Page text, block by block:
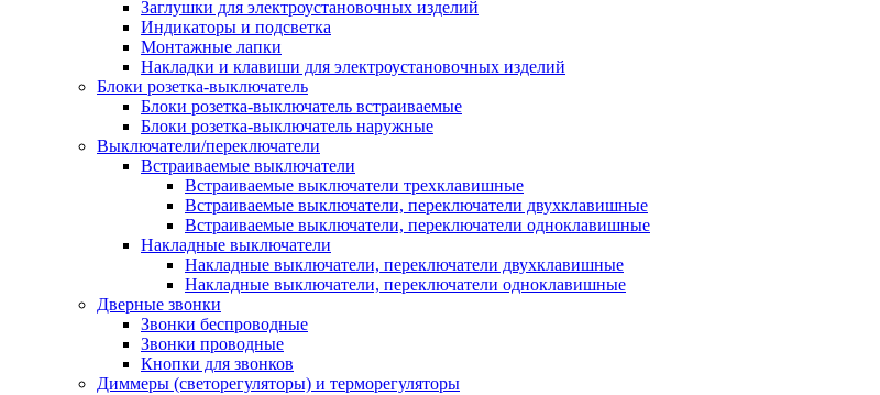
Заглушки для электроустановочных изделий
Индикаторы и подсветка
Монтажные лапки
Накладки и клавиши для электроустановочных изделий
Блоки розетка-выключатель
Блоки розетка-выключатель встраиваемые
Блоки розетка-выключатель наружные
Выключатели/переключатели
Встраиваемые выключатели
Встраиваемые выключатели трехклавишные
Встраиваемые выключатели, переключатели двухклавишные
Встраиваемые выключатели, переключатели одноклавишные
Накладные выключатели
Накладные выключатели, переключатели двухклавишные
Накладные выключатели, переключатели одноклавишные
Дверные звонки
Звонки беспроводные
Звонки проводные
Кнопки для звонков
Диммеры (светорегуляторы) и терморегуляторы